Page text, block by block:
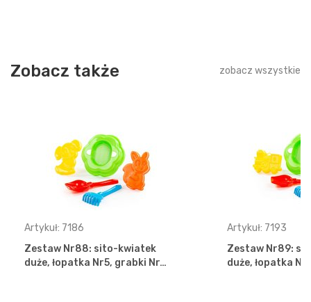
Zobacz także zobacz wszystkie
Artykuł: 7186
Zestaw Nr88: sito-kwiatek
duże, łopatka Nr5, grabki Nr…
Artykuł: 7193
Zestaw Nr89:
duże, łopatka